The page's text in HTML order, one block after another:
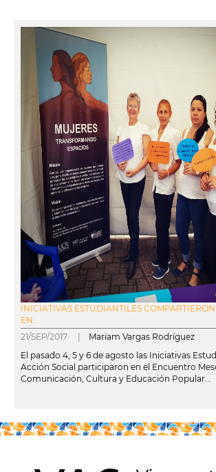
INICIATIVAS ESTUDIANTILES
EN...
21/SEP/2017 | Mariam Vargas Rodríguez
El pasado 4, 5 y 6 de agosto las Iniciativas
Acción Social participaron en el Encuentro
Comunicación, Cultura y Educación Popular...